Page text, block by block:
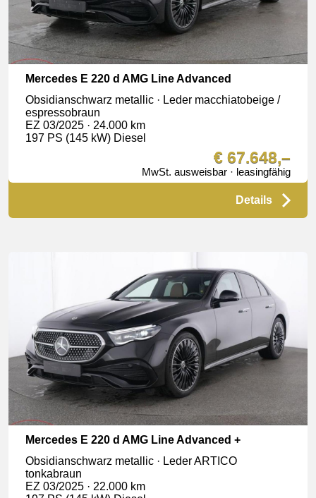
Mercedes E 220 d AMG Line Advanced
Obsidianschwarz metallic · Leder macchiatobeige /
espressobraun
EZ 03/2025 · 24.000 km
197 PS (145 kW) Diesel
€ 67.648,–
MwSt. ausweisbar · leasingfähig
Details
Mercedes E 220 d AMG Line Advanced +
Obsidianschwarz metallic · Leder ARTICO
tonkabraun
EZ 03/2025 · 22.000 km